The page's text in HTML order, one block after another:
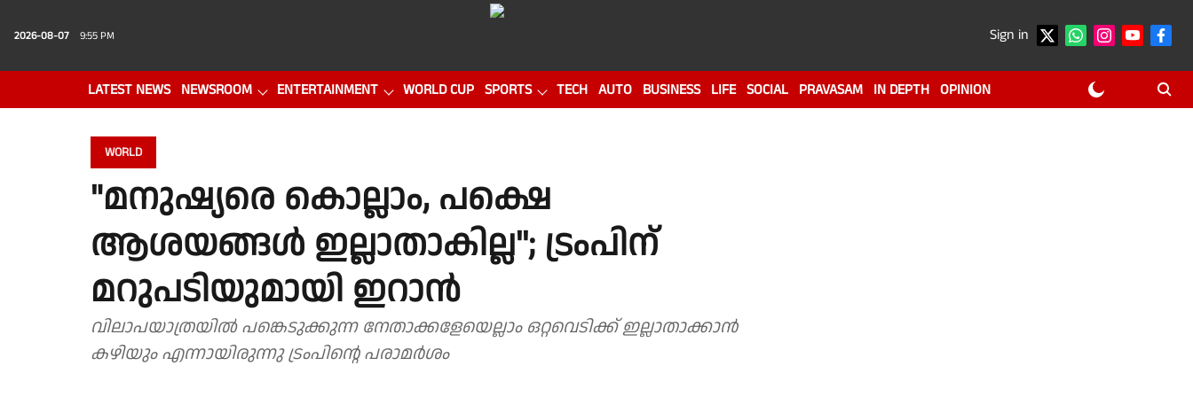
2026-08-07 9:55 PM Sign in
LATEST NEWS NEWSROOM ENTERTAINMENT WORLD CUP SPORTS TECH AUTO BUSINESS LIFE SOCIAL PRAVASAM IN DEPTH OPINION
WORLD
"മനുഷ്യരെ കൊല്ലാം, പക്ഷെ
ആശയങ്ങള്‍ ഇല്ലാതാകില്ല''; ട്രംപിന്
മറുപടിയുമായി ഇറാന്‍
വിലാപയാത്രയില്‍ പങ്കെടുക്കുന്ന നേതാക്കളേയെല്ലാം ഒറ്റവെടിക്ക് ഇല്ലാതാക്കാന്‍
കഴിയും എന്നായിരുന്നു ട്രംപിന്റെ പരാമര്‍ശം